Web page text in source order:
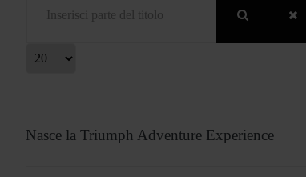
Nasce la Triumph Adventure Experience